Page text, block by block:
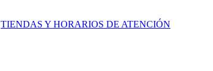
TIENDAS Y HORARIOS DE ATENCIÓN